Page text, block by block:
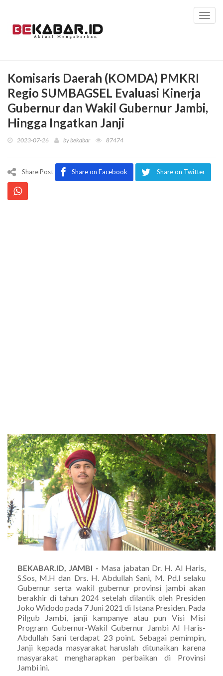
Komisaris Daerah (KOMDA) PMKRI
Regio SUMBAGSEL Evaluasi Kinerja
Gubernur dan Wakil Gubernur Jambi,
Hingga Ingatkan Janji
2023-07-26 bybekabar 87474
Share Post Share on Facebook Share on Twitter
BEKABAR.ID, JAMBI - Masa jabatan Dr. H. Al Haris,
S.Sos, M.H dan Drs. H. Abdullah Sani, M. Pd.I selaku
Gubernur serta wakil gubernur provinsi jambi akan
berakhir di tahun 2024 setelah dilantik oleh Presiden
Joko Widodo pada 7 Juni 2021 di Istana Presiden. Pada
Pilgub Jambi, janji kampanye atau pun Visi Misi
Program Gubernur-Wakil Gubernur Jambi Al Haris-
Abdullah Sani terdapat 23 point. Sebagai pemimpin,
Janji kepada masyarakat haruslah ditunaikan karena
masyarakat mengharapkan perbaikan di Provinsi
Jambi ini.